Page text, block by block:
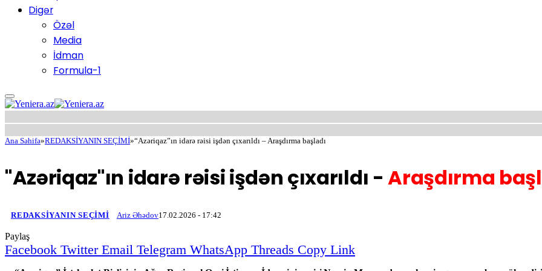
Digər
Özəl
Media
İdman
Formula-1
Ana Səhifə»REDAKSİYANIN SEÇİMİ»“Azəriqaz”ın idarə rəisi işdən çıxarıldı – Araşdırma başladı
"Azəriqaz"ın idarə rəisi işdən çıxarıldı - Araşdırma
REDAKSİYANIN SEÇİMİ Ariz Əhədov17.02.2026 - 17:42
Paylaş
Facebook Twitter Email Telegram WhatsApp Threads Copy Link